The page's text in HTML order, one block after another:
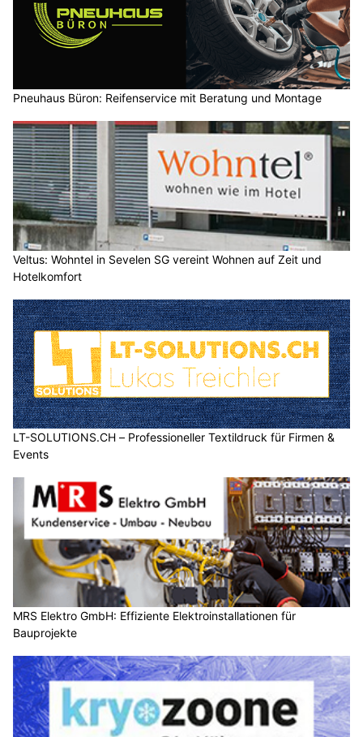
Pneuhaus Büron: Reifenservice mit Beratung und Montage
Veltus: Wohntel in Sevelen SG vereint Wohnen auf Zeit und
Hotelkomfort
LT-SOLUTIONS.CH – Professioneller Textildruck für Firmen &
Events
MRS Elektro GmbH: Effiziente Elektroinstallationen für
Bauprojekte